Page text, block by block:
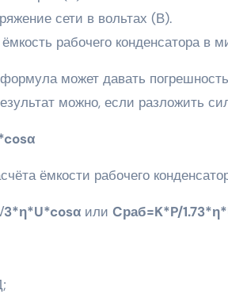
сети в вольтах (В).
рабочего конденсатора в
может давать
можно, если разложить
ёмкости рабочего
или Cраб=K*P/